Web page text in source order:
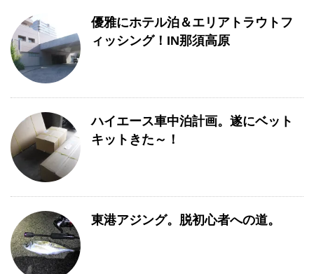
優雅にホテル泊＆エリアトラウトフ
ィッシング！IN那須高原
ハイエース車中泊計画。遂にベット
キットきた～！
東港アジング。脱初心者への道。